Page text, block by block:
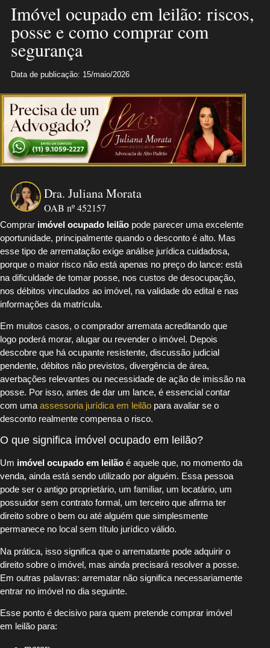
Imóvel ocupado em leilão: riscos,
posse e como comprar com
segurança
Data de publicação: 15/maio/2026
Dra. Juliana Morata
OAB nº 452157
Comprar imóvel ocupado leilão pode parecer uma excelente
oportunidade, principalmente quando o desconto é alto. Mas
esse tipo de arrematação exige análise jurídica cuidadosa,
porque o maior risco não está apenas no preço do lance: está
na dificuldade de tomar posse, nos custos de desocupação,
nos débitos vinculados ao imóvel, na validade do edital e nas
informações da matrícula.
Em muitos casos, o comprador arremata acreditando que
logo poderá morar, alugar ou revender o imóvel. Depois
descobre que há ocupante resistente, discussão judicial
pendente, débitos não previstos, divergência de área,
averbações relevantes ou necessidade de ação de imissão na
posse. Por isso, antes de dar um lance, é essencial contar
com uma assessoria jurídica em leilão para avaliar se o
desconto realmente compensa o risco.
O que significa imóvel ocupado em leilão?
Um imóvel ocupado em leilão é aquele que, no momento da
venda, ainda está sendo utilizado por alguém. Essa pessoa
pode ser o antigo proprietário, um familiar, um locatário, um
possuidor sem contrato formal, um terceiro que afirma ter
direito sobre o bem ou até alguém que simplesmente
permanece no local sem título jurídico válido.
Na prática, isso significa que o arrematante pode adquirir o
direito sobre o imóvel, mas ainda precisará resolver a posse.
Em outras palavras: arrematar não significa necessariamente
entrar no imóvel no dia seguinte.
Esse ponto é decisivo para quem pretende comprar imóvel
em leilão para: